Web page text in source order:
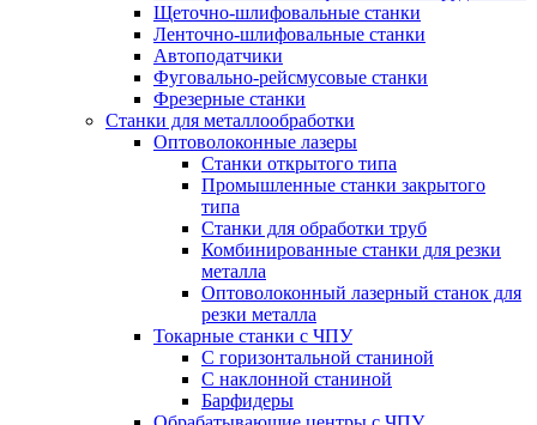
Щеточно-шлифовальные станки
Ленточно-шлифовальные станки
Автоподатчики
Фуговально-рейсмусовые станки
Фрезерные станки
Станки для металлообработки
Оптоволоконные лазеры
Станки открытого типа
Промышленные станки закрытого
типа
Станки для обработки труб
Комбинированные станки для резки
металла
Оптоволоконный лазерный станок для
резки металла
Токарные станки с ЧПУ
С горизонтальной станиной
С наклонной станиной
Барфидеры